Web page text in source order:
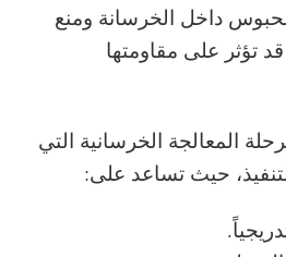
داخل الخرسانة ومنع
تؤثر على مقاومتها
المعالجة الخرسانية التي
حيث تساعد على: